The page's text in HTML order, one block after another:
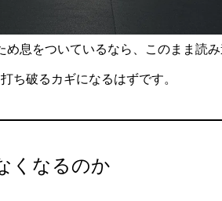
息をついているなら、このまま読み
ち破るカギになるはずです。
くなるのか